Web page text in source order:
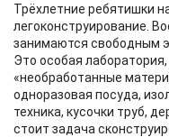
Трёхлетние ребятишки
легоконструирование.
занимаются свободным
Это особая
«необработанные
одноразовая посуда,
техника, кусочки труб,
стоит задача